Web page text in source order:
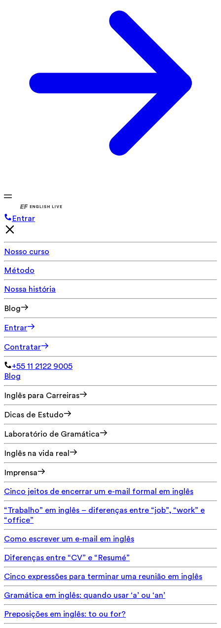
Entrar
Nosso curso
Método
Nossa história
Blog
Entrar
Contratar
+55 11 2122 9005
Blog
Inglês para Carreiras
Dicas de Estudo
Laboratório de Gramática
Inglês na vida real
Imprensa
Cinco jeitos de encerrar um e-mail formal em inglês
“Trabalho” em inglês – diferenças entre “job”, “work” e
“office”
Como escrever um e-mail em inglês
Diferenças entre “CV” e “Resumé”
Cinco expressões para terminar uma reunião em inglês
Gramática em inglês: quando usar ‘a’ ou ‘an’
Preposições em inglês: to ou for?